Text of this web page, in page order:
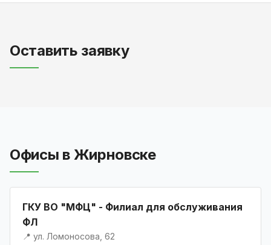
Оставить заявку
Офисы в Жирновске
ГКУ ВО "МФЦ" - Филиал для обслуживания
ФЛ
📍 ул. Ломоносова, 62